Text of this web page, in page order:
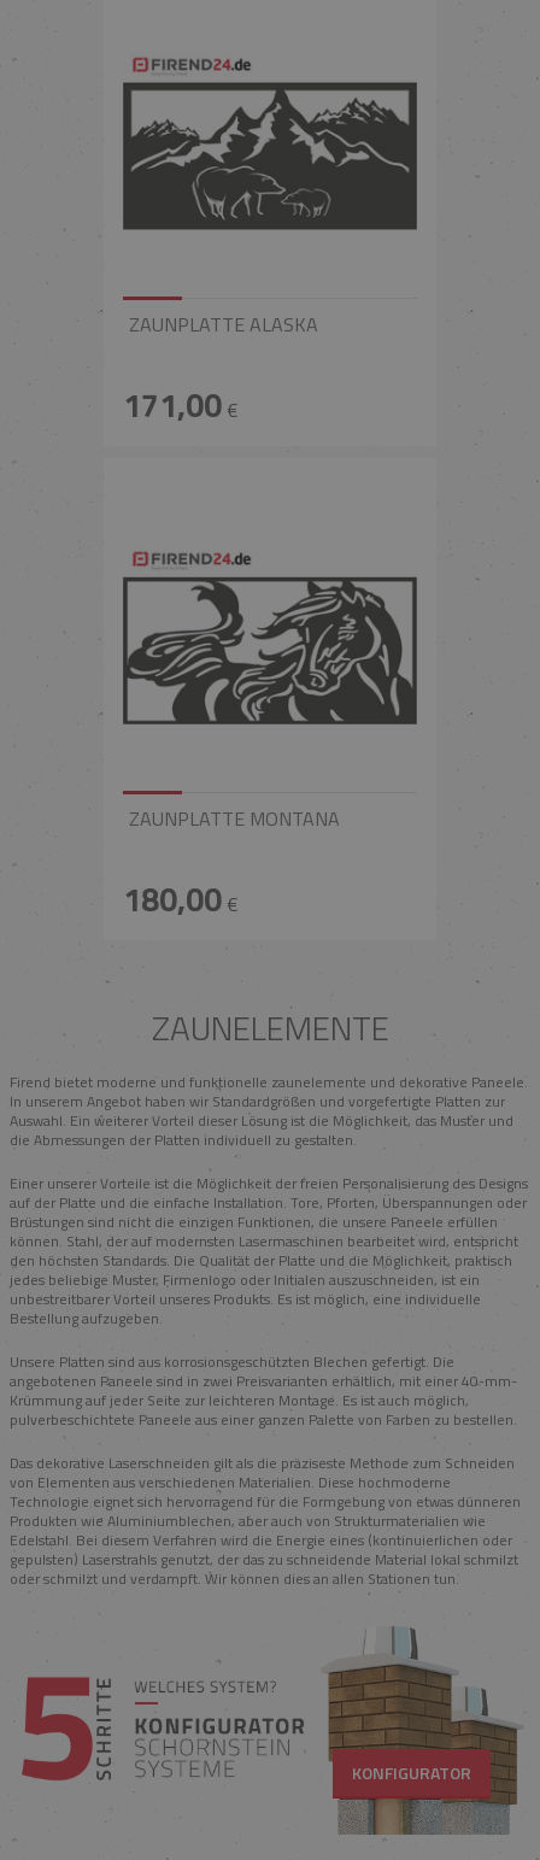
ZAUNPLATTE ALASKA
171,00€
ZAUNPLATTE MONTANA
180,00€
ZAUNELEMENTE
Firend bietet moderne und funktionelle zaunelemente und dekorative Paneele.
In unserem Angebot haben wir Standardgrößen und vorgefertigte Platten zur
Auswahl. Ein weiterer Vorteil dieser Lösung ist die Möglichkeit, das Muster und
die Abmessungen der Platten individuell zu gestalten.
Einer unserer Vorteile ist die Möglichkeit der freien Personalisierung des Designs
auf der Platte und die einfache Installation. Tore, Pforten, Überspannungen oder
Brüstungen sind nicht die einzigen Funktionen, die unsere Paneele erfüllen
können. Stahl, der auf modernsten Lasermaschinen bearbeitet wird, entspricht
den höchsten Standards. Die Qualität der Platte und die Möglichkeit, praktisch
jedes beliebige Muster, Firmenlogo oder Initialen auszuschneiden, ist ein
unbestreitbarer Vorteil unseres Produkts. Es ist möglich, eine individuelle
Bestellung aufzugeben.
Unsere Platten sind aus korrosionsgeschützten Blechen gefertigt. Die
angebotenen Paneele sind in zwei Preisvarianten erhältlich, mit einer 40-mm-
Krümmung auf jeder Seite zur leichteren Montage. Es ist auch möglich,
pulverbeschichtete Paneele aus einer ganzen Palette von Farben zu bestellen.
Das dekorative Laserschneiden gilt als die präziseste Methode zum Schneiden
von Elementen aus verschiedenen Materialien. Diese hochmoderne
Technologie eignet sich hervorragend für die Formgebung von etwas dünneren
Produkten wie Aluminiumblechen, aber auch von Strukturmaterialien wie
Edelstahl. Bei diesem Verfahren wird die Energie eines (kontinuierlichen oder
gepulsten) Laserstrahls genutzt, der das zu schneidende Material lokal schmilzt
oder schmilzt und verdampft. Wir können dies an allen Stationen tun.
KONFIGURATOR